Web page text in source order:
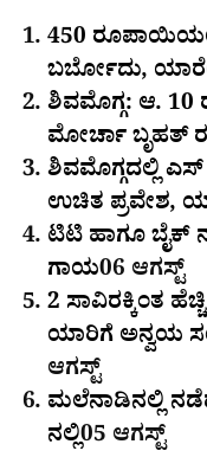
450
ಬರ್ಬೋದು,
ಶಿವಮೊಗ್ಗ: ಆ. 10
ಮೋರ್ಚಾ ಬೃಹತ್
ಶಿವಮೊಗ್ಗದಲ್ಲಿ
ಉಚಿತ ಪ್ರವೇಶ,
ಟಿಟಿ ಹಾಗೂ ಬೈಕ್
ಗಾಯ06 ಆಗಸ್ಟ್
2 ಸಾವಿರಕ್ಕಿಂತ
ಯಾರಿಗೆ ಅನ್ವಯ
ಆಗಸ್ಟ್
ಮಲೆನಾಡಿನಲ್ಲಿ
ನಲ್ಲಿ05 ಆಗಸ್ಟ್